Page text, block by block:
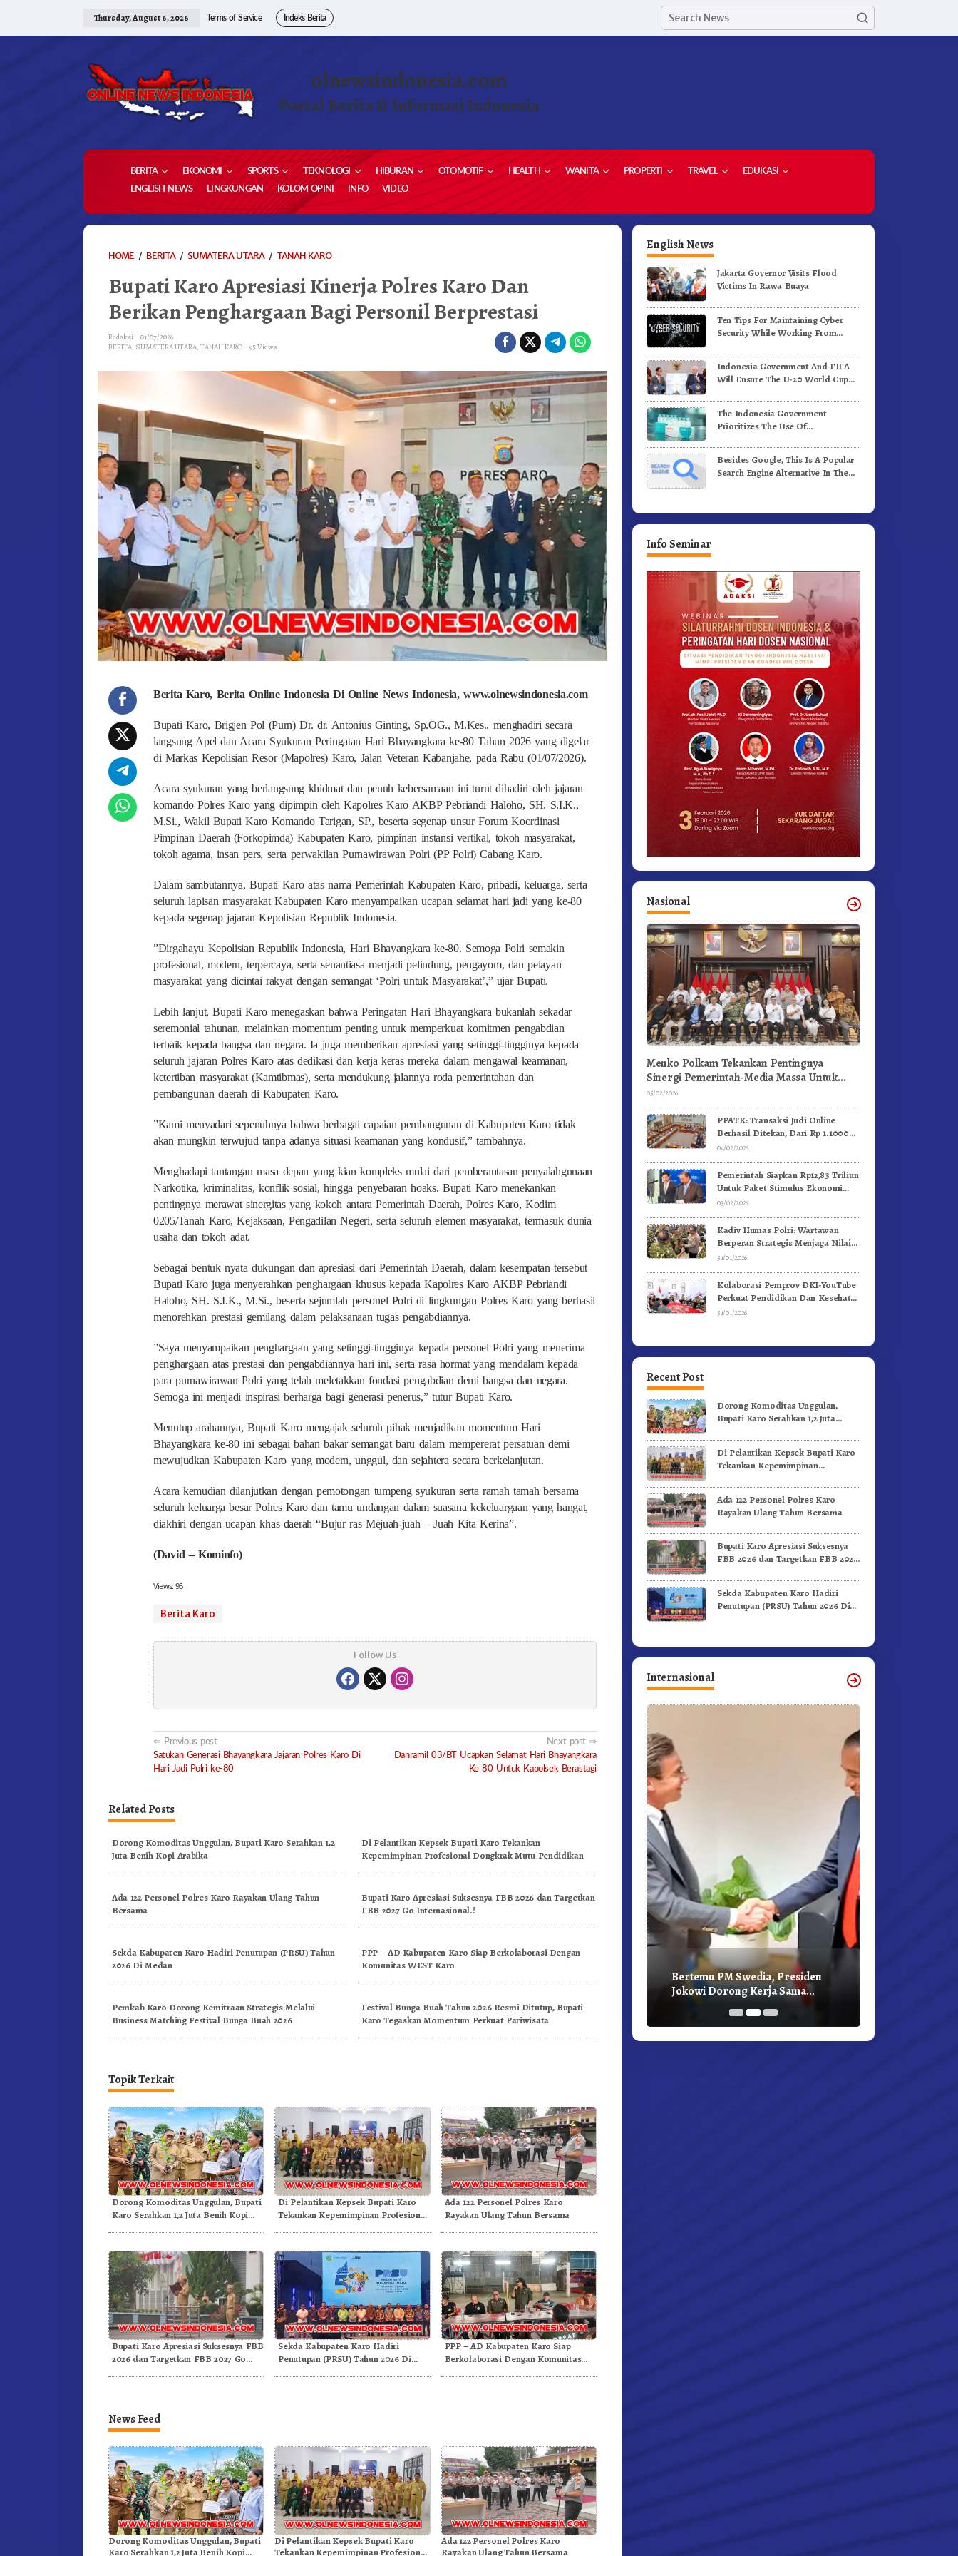
Thursday, August 6, 2026 Terms of Service Indeks Berita
olnewsindonesia.com
Portal Berita & Informasi Indonesia
BERITA EKONOMI SPORTS TEKNOLOGI HIBURAN OTOMOTIF HEALTH WANITA PROPERTI TRAVEL
EDUKASI
ENGLISH NEWS
LINGKUNGAN KOLOM OPINI INFO VIDEO
HOME / BERITA / SUMATERA UTARA / TANAH KAROBUPATI
APRESIASI
KINERJA
POLRES
KARO
BAGI
PERSONIL
BERPRESTASI
Bupati Karo Apresiasi Kinerja Polres Karo Dan
Berikan Penghargaan Bagi Personil Berprestasi
Redaksi
01/07/2026
BERITA, SUMATERA UTARA,TANAH KARO 95 Views
Berita Karo, Berita Online Indonesia Di Online News Indonesia, www.olnewsindonesia.com
Bupati Karo, Brigjen Pol (Purn) Dr. dr. Antonius Ginting, Sp.OG., M.Kes., menghadiri secara
langsung Apel dan Acara Syukuran Peringatan Hari Bhayangkara ke-80 Tahun 2026 yang digelar
di Markas Kepolisian Resor (Mapolres) Karo, Jalan Veteran Kabanjahe, pada Rabu (01/07/2026).
​Acara syukuran yang berlangsung khidmat dan penuh kebersamaan ini turut dihadiri oleh jajaran
komando Polres Karo yang dipimpin oleh Kapolres Karo AKBP Pebriandi Haloho, SH. S.I.K.,
M.Si., Wakil Bupati Karo Komando Tarigan, SP., beserta segenap unsur Forum Koordinasi
Pimpinan Daerah (Forkopimda) Kabupaten Karo, pimpinan instansi vertikal, tokoh masyarakat,
tokoh agama, insan pers, serta perwakilan Purnawirawan Polri (PP Polri) Cabang Karo.
​Dalam sambutannya, Bupati Karo atas nama Pemerintah Kabupaten Karo, pribadi, keluarga, serta
seluruh lapisan masyarakat Kabupaten Karo menyampaikan ucapan selamat hari jadi yang ke-80
kepada segenap jajaran Kepolisian Republik Indonesia.
​”Dirgahayu Kepolisian Republik Indonesia, Hari Bhayangkara ke-80. Semoga Polri semakin
profesional, modern, terpercaya, serta senantiasa menjadi pelindung, pengayom, dan pelayan
masyarakat yang dicintai rakyat dengan semangat ‘Polri untuk Masyarakat’,” ujar Bupati.
​Lebih lanjut, Bupati Karo menegaskan bahwa Peringatan Hari Bhayangkara bukanlah sekadar
seremonial tahunan, melainkan momentum penting untuk memperkuat komitmen pengabdian
terbaik kepada bangsa dan negara. Ia juga memberikan apresiasi yang setinggi-tingginya kepada
seluruh jajaran Polres Karo atas dedikasi dan kerja keras mereka dalam mengawal keamanan,
ketertiban masyarakat (Kamtibmas), serta mendukung jalannya roda pemerintahan dan
pembangunan daerah di Kabupaten Karo.
​”Kami menyadari sepenuhnya bahwa berbagai capaian pembangunan di Kabupaten Karo tidak
akan mungkin terwujud tanpa adanya situasi keamanan yang kondusif,” tambahnya.
​Menghadapi tantangan masa depan yang kian kompleks mulai dari pemberantasan penyalahgunaan
Narkotika, kriminalitas, konflik sosial, hingga penyebaran hoaks. Bupati Karo menekankan
pentingnya merawat sinergitas yang kokoh antara Pemerintah Daerah, Polres Karo, Kodim
0205/Tanah Karo, Kejaksaan, Pengadilan Negeri, serta seluruh elemen masyarakat, termasuk dunia
usaha dan tokoh adat.
​Sebagai bentuk nyata dukungan dan apresiasi dari Pemerintah Daerah, dalam kesempatan tersebut
Bupati Karo juga menyerahkan penghargaan khusus kepada Kapolres Karo AKBP Pebriandi
Haloho, SH. S.I.K., M.Si., beserta sejumlah personel Polri di lingkungan Polres Karo yang berhasil
menorehkan prestasi gemilang dalam pelaksanaan tugas pengabdiannya.
​”Saya menyampaikan penghargaan yang setinggi-tingginya kepada personel Polri yang menerima
penghargaan atas prestasi dan pengabdiannya hari ini, serta rasa hormat yang mendalam kepada
para purnawirawan Polri yang telah meletakkan fondasi pengabdian demi bangsa dan negara.
Semoga ini menjadi inspirasi berharga bagi generasi penerus,” tutur Bupati Karo.
​Menutup arahannya, Bupati Karo mengajak seluruh pihak menjadikan momentum Hari
Bhayangkara ke-80 ini sebagai bahan bakar semangat baru dalam mempererat persatuan demi
mewujudkan Kabupaten Karo yang modern, unggul, dan sejahtera secara berkelanjutan.
​Acara kemudian dilanjutkan dengan pemotongan tumpeng syukuran serta ramah tamah bersama
seluruh keluarga besar Polres Karo dan tamu undangan dalam suasana kekeluargaan yang hangat,
diakhiri dengan ucapan khas daerah “Bujur ras Mejuah-juah – Juah Kita Kerina”.
(David – Kominfo)
Views: 95
Berita Karo
Follow Us
Post
navigation
Previous post
Satukan Generasi Bhayangkara Jajaran Polres Karo Di
Hari Jadi Polri ke-80
Next post
Danramil 03/BT Ucapkan Selamat Hari Bhayangkara
Ke 80 Untuk Kapolsek Berastagi
Related Posts
Dorong Komoditas Unggulan, Bupati Karo Serahkan 1,2
Juta Benih Kopi Arabika
Di Pelantikan Kepsek Bupati Karo Tekankan
Kepemimpinan Profesional Dongkrak Mutu Pendidikan
Ada 122 Personel Polres Karo Rayakan Ulang Tahun
Bersama
Bupati Karo Apresiasi Suksesnya FBB 2026 dan Targetkan
FBB 2027 Go Internasional.!
Sekda Kabupaten Karo Hadiri Penutupan (PRSU) Tahun
2026 Di Medan
PPP – AD Kabupaten Karo Siap Berkolaborasi Dengan
Komunitas WEST Karo
Pemkab Karo Dorong Kemitraan Strategis Melalui
Business Matching Festival Bunga Buah 2026
Festival Bunga Buah Tahun 2026 Resmi Ditutup, Bupati
Karo Tegaskan Momentum Perkuat Pariwisata
Topik Terkait
Dorong Komoditas Unggulan, Bupati
Karo Serahkan 1,2 Juta Benih Kopi
Di Pelantikan Kepsek Bupati Karo
Tekankan Kepemimpinan Profesional
Ada 122 Personel Polres Karo
Rayakan Ulang Tahun Bersama
Bupati Karo Apresiasi Suksesnya FBB
2026 dan Targetkan FBB 2027 Go
Sekda Kabupaten Karo Hadiri
Penutupan (PRSU) Tahun 2026 Di
PPP – AD Kabupaten Karo Siap
Berkolaborasi Dengan Komunitas
News Feed
Dorong Komoditas Unggulan, Bupati
Karo Serahkan 1,2 Juta Benih Kopi
Di Pelantikan Kepsek Bupati Karo
Tekankan Kepemimpinan Profesional
Ada 122 Personel Polres Karo
Rayakan Ulang Tahun Bersama
English News
Jakarta Governor Visits Flood
Victims In Rawa Buaya
Ten Tips For Maintaining Cyber
Security While Working From
Indonesia Government And FIFA
Will Ensure The U-20 World Cup
Standards
The Indonesia Government
Prioritizes The Use Of
Vaccines
Besides Google, This Is A Popular
Search Engine Alternative In The
Info Seminar
Nasional
Menko Polkam Tekankan Pentingnya
Sinergi Pemerintah-Media Massa Untuk
Jaga Stabilitas Bangsa
05/02/2026
PPATK: Transaksi Judi Online
Berhasil Ditekan, Dari Rp 1.1000
Triliun Menjadi Rp 268 Triliun
04/02/2026
Pemerintah Siapkan Rp12,83 Triliun
Untuk Paket Stimulus Ekonomi
Kuartal I-2026
03/02/2026
Kadiv Humas Polri: Wartawan
Berperan Strategis Menjaga Nilai
Kebangsaan, Demokrasi, dan NKRI
31/01/2026
Kolaborasi Pemprov DKI-YouTube
Perkuat Pendidikan Dan Kesehatan
Mental
31/01/2026
Recent Post
Dorong Komoditas Unggulan,
Bupati Karo Serahkan 1,2 Juta
Di Pelantikan Kepsek Bupati Karo
Tekankan Kepemimpinan
Pendidikan
Ada 122 Personel Polres Karo
Rayakan Ulang Tahun Bersama
Bupati Karo Apresiasi Suksesnya
FBB 2026 dan Targetkan FBB 2027
Sekda Kabupaten Karo Hadiri
Penutupan (PRSU) Tahun 2026 Di
Internasional
Ditpolsatwa Baharkam Polri Tiba
Bertemu PM Swedia, Presiden
Jokowi Dorong Kerja Sama
Pembangunan Hijau